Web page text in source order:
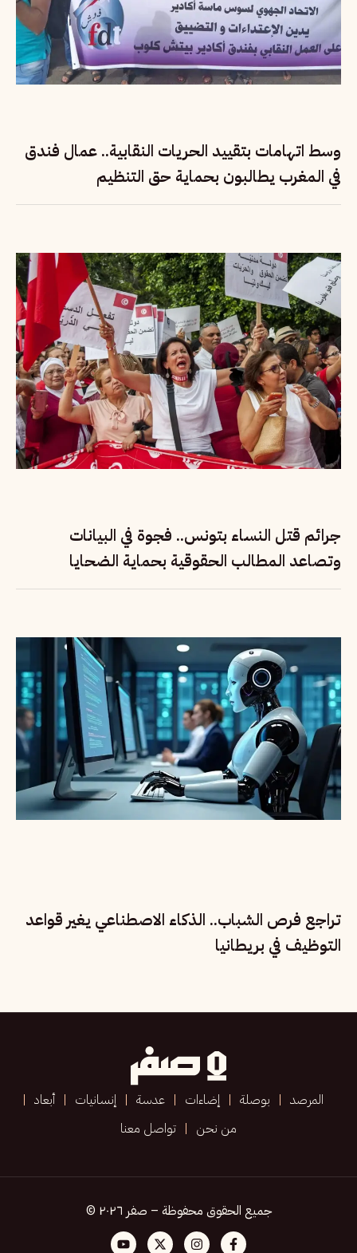
وسط اتهامات بتقييد الحريات النقابية.. عمال فندق
في المغرب يطالبون بحماية حق التنظيم
جرائم قتل النساء بتونس.. فجوة في البيانات
وتصاعد المطالب الحقوقية بحماية الضحايا
تراجع فرص الشباب.. الذكاء الاصطناعي يغير قواعد
التوظيف في بريطانيا
المرصد بوصلة إضاءات عدسة إنسانيات
أبعاد
من نحن
تواصل معنا
جميع الحقوق محفوظة – صفر ٢٠٢٦ ©